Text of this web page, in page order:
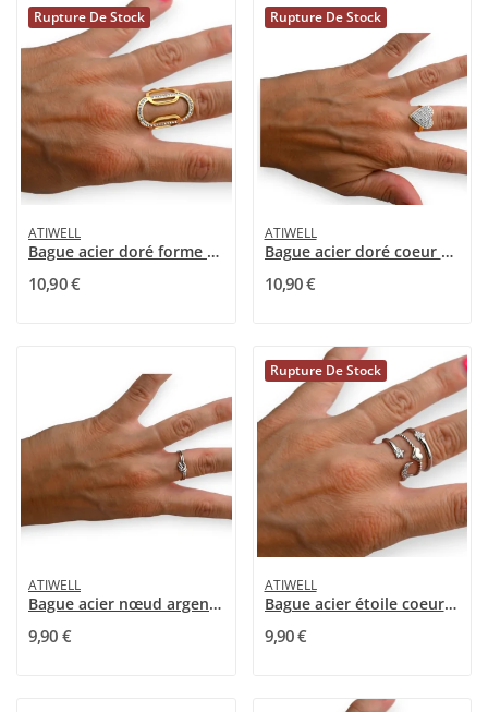
Rupture De Stock
ATIWELL
Bague acier doré forme ovale strass
10,90 €
Rupture De Stock
ATIWELL
Bague acier doré coeur strass
10,90 €
ATIWELL
Bague acier nœud argenté
9,90 €
Rupture De Stock
ATIWELL
Bague acier étoile coeur lune argenté
9,90 €